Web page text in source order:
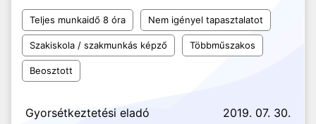
Teljes munkaidő 8 óra Nem igényel tapasztalatot
Szakiskola / szakmunkás képző Többműszakos
Beosztott
Gyorsétkeztetési eladó 2019. 07. 30.